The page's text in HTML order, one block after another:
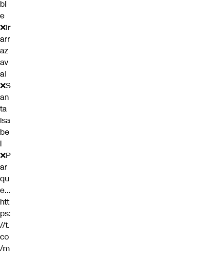
bl
e
❌Ir
arr
az
av
al
❌S
an
ta
Isa
be
l
❌P
ar
qu
e…
htt
ps:
//t.
co
/m